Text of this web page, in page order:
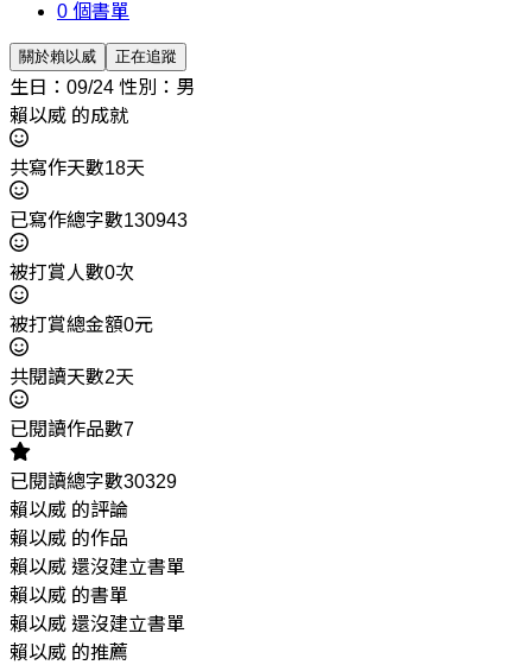
0 個書單
關於賴以威 正在追蹤
生日：09/24 性別：男
賴以威 的成就
共寫作天數18天
已寫作總字數130943
被打賞人數0次
被打賞總金額0元
共閱讀天數2天
已閱讀作品數7
已閱讀總字數30329
賴以威 的評論
賴以威 的作品
賴以威 還沒建立書單
賴以威 的書單
賴以威 還沒建立書單
賴以威 的推薦